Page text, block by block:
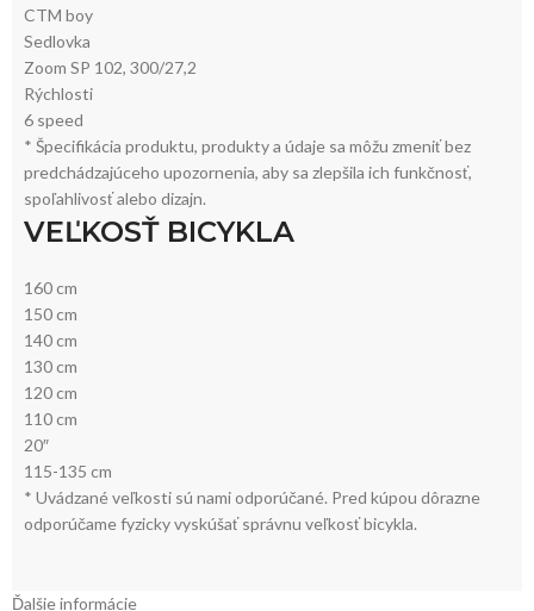
CTM boy
Sedlovka
Zoom SP 102, 300/27,2
Rýchlosti
6 speed
* Špecifikácia produktu, produkty a údaje sa môžu zmeniť bez
predchádzajúceho upozornenia, aby sa zlepšila ich funkčnosť,
spoľahlivosť alebo dizajn.
VEĽKOSŤ BICYKLA
160 cm
150 cm
140 cm
130 cm
120 cm
110 cm
20″
115-135 cm
* Uvádzané veľkosti sú nami odporúčané. Pred kúpou dôrazne
odporúčame fyzicky vyskúšať správnu veľkosť bicykla.
Ďalšie informácie